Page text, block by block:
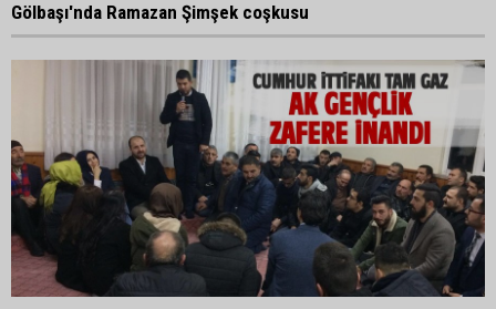
Gölbaşı'nda Ramazan Şimşek coşkusu